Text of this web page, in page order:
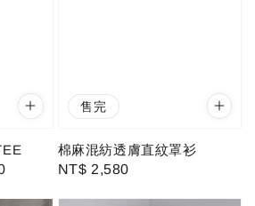
售完
棉麻混紡透膚直紋罩衫
Regular
NT$ 2,580